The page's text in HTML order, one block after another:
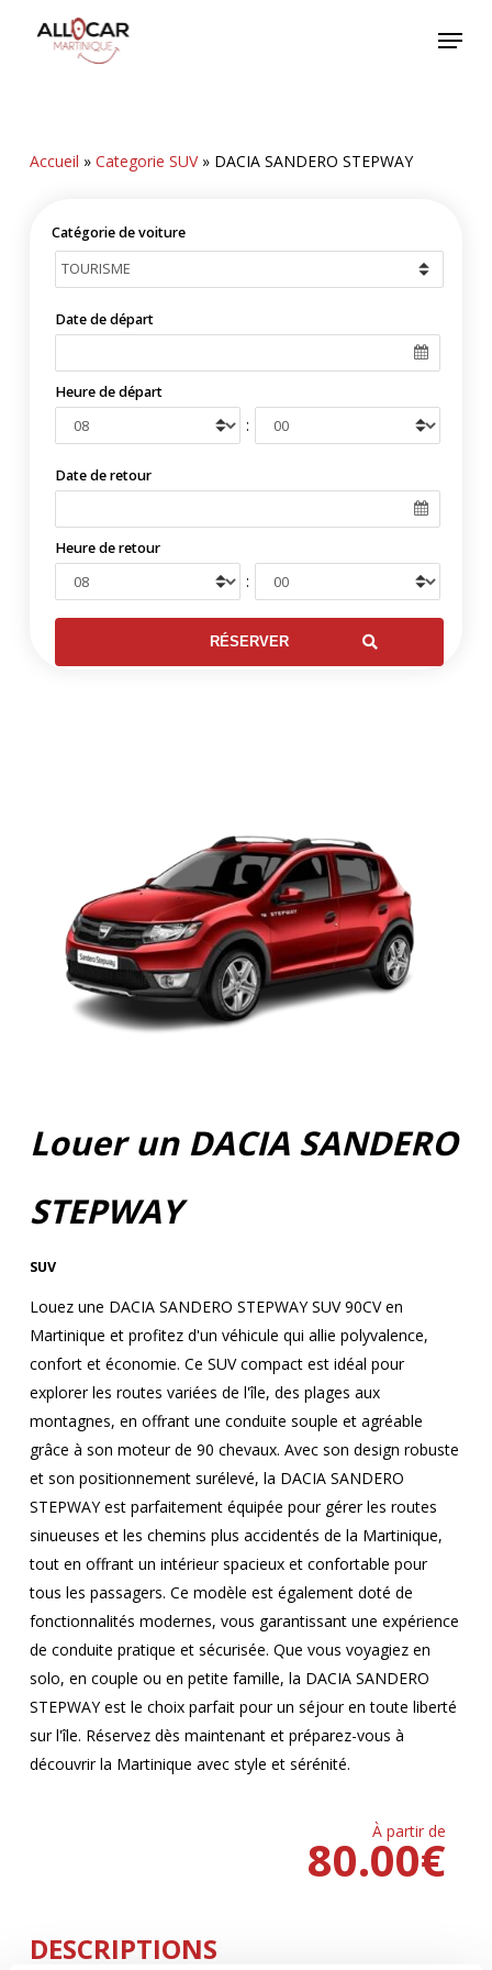
Menu
Accueil » Categorie SUV» DACIA SANDERO STEPWAY
Catégorie de voiture
Date de départ
Heure de départ
:
Date de retour
Heure de retour
:
Louer un DACIA SANDERO
STEPWAY
SUV
Louez une DACIA SANDERO STEPWAY SUV 90CV en
Martinique et profitez d'un véhicule qui allie polyvalence,
confort et économie. Ce SUV compact est idéal pour
explorer les routes variées de l'île, des plages aux
montagnes, en offrant une conduite souple et agréable
grâce à son moteur de 90 chevaux. Avec son design robuste
et son positionnement surélevé, la DACIA SANDERO
STEPWAY est parfaitement équipée pour gérer les routes
sinueuses et les chemins plus accidentés de la Martinique,
tout en offrant un intérieur spacieux et confortable pour
tous les passagers. Ce modèle est également doté de
fonctionnalités modernes, vous garantissant une expérience
de conduite pratique et sécurisée. Que vous voyagiez en
solo, en couple ou en petite famille, la DACIA SANDERO
STEPWAY est le choix parfait pour un séjour en toute liberté
sur l'île. Réservez dès maintenant et préparez-vous à
découvrir la Martinique avec style et sérénité.
À partir de
€
80.00
DESCRIPTIONS